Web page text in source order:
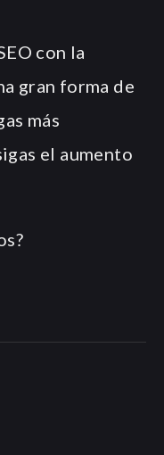
con la
gran forma de
más
el aumento